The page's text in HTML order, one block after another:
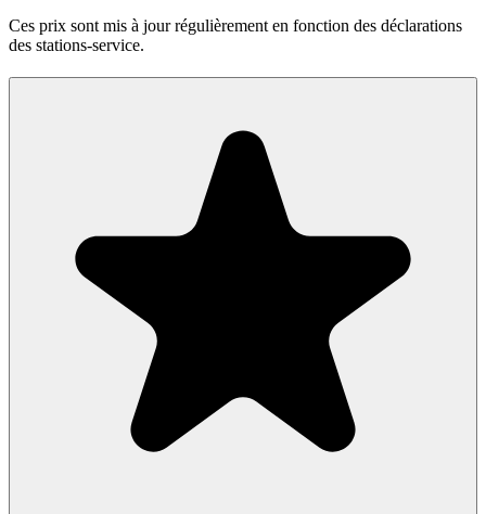
Ces prix sont mis à jour régulièrement en fonction des déclarations
des stations-service.